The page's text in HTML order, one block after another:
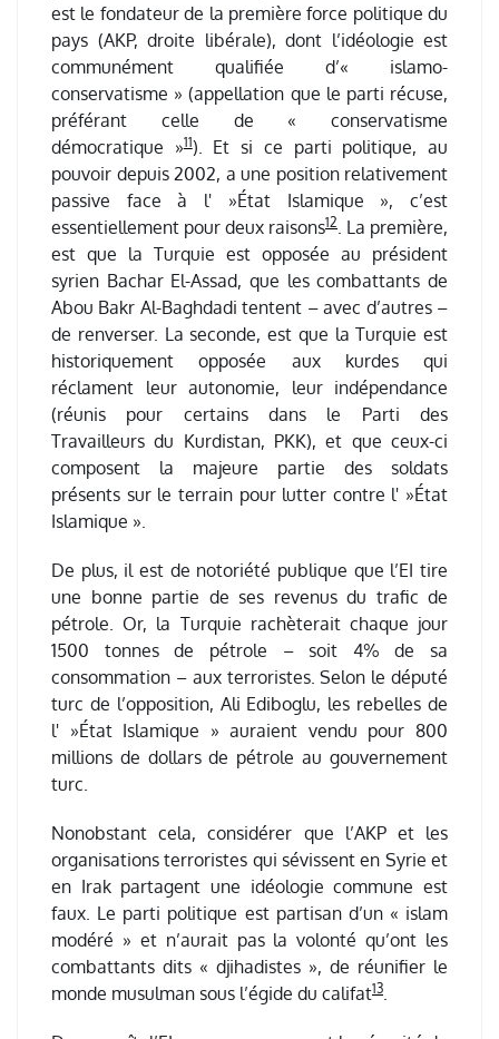
est le fondateur de la première force politique du
pays (AKP, droite libérale), dont l’idéologie est
communément qualifiée d’« islamo-
conservatisme » (appellation que le parti récuse,
préférant celle de « conservatisme
démocratique »11). Et si ce parti politique, au
pouvoir depuis 2002, a une position relativement
passive face à l' »État Islamique », c’est
essentiellement pour deux raisons12. La première,
est que la Turquie est opposée au président
syrien Bachar El-Assad, que les combattants de
Abou Bakr Al-Baghdadi tentent – avec d’autres –
de renverser. La seconde, est que la Turquie est
historiquement opposée aux kurdes qui
réclament leur autonomie, leur indépendance
(réunis pour certains dans le Parti des
Travailleurs du Kurdistan, PKK), et que ceux-ci
composent la majeure partie des soldats
présents sur le terrain pour lutter contre l' »État
Islamique ».
De plus, il est de notoriété publique que l’EI tire
une bonne partie de ses revenus du trafic de
pétrole. Or, la Turquie rachèterait chaque jour
1500 tonnes de pétrole – soit 4% de sa
consommation – aux terroristes. Selon le député
turc de l’opposition, Ali Ediboglu, les rebelles de
l' »État Islamique » auraient vendu pour 800
millions de dollars de pétrole au gouvernement
turc.
Nonobstant cela, considérer que l’AKP et les
organisations terroristes qui sévissent en Syrie et
en Irak partagent une idéologie commune est
faux. Le parti politique est partisan d’un « islam
modéré » et n’aurait pas la volonté qu’ont les
combattants dits « djihadistes », de réunifier le
monde musulman sous l’égide du califat13.